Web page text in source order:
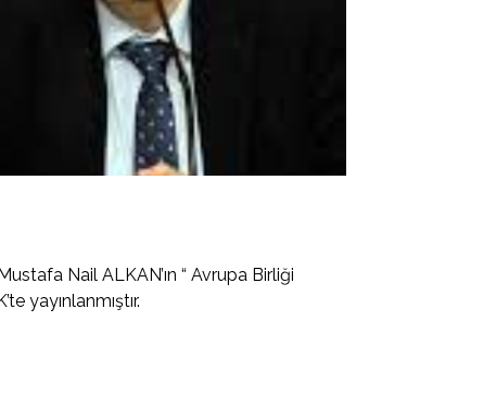
Nail ALKAN’ın “ Avrupa Birliği
yayınlanmıştır.